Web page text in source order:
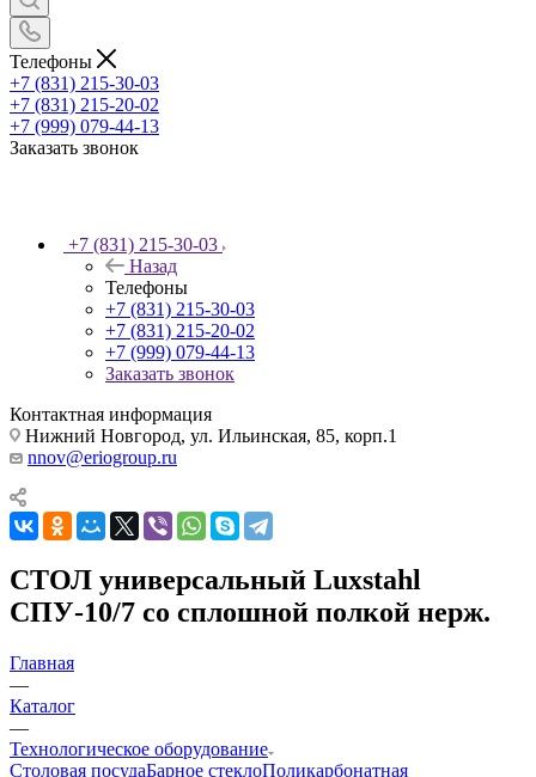
Телефоны
+7 (831) 215-30-03
+7 (831) 215-20-02
+7 (999) 079-44-13
Заказать звонок
+7 (831) 215-30-03
Назад
Телефоны
+7 (831) 215-30-03
+7 (831) 215-20-02
+7 (999) 079-44-13
Заказать звонок
Контактная информация
Нижний Новгород, ул. Ильинская, 85, корп.1
nnov@eriogroup.ru
СТОЛ универсальный Luxstahl
СПУ-10/7 со сплошной полкой нерж.
Главная
—
Каталог
—
Технологическое оборудование
Столовая посудаБарное стеклоПоликарбонатная